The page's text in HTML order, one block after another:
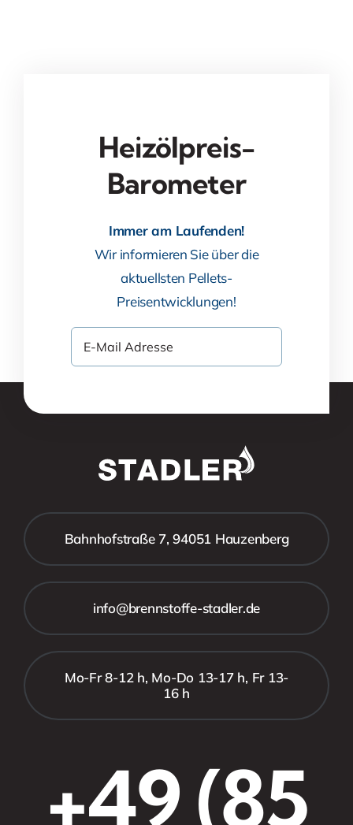
Heizölpreis-
Barometer
Immer am Laufenden!
Wir informieren Sie über die
aktuellsten Pellets-
Preisentwicklungen!
Bahnhofstraße 7, 94051 Hauzenberg
info@brennstoffe-stadler.de
Mo-Fr 8-12 h, Mo-Do 13-17 h, Fr 13-
16 h
+49 (85